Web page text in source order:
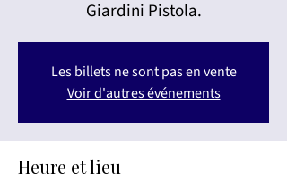
Giardini Pistola.
Les billets ne sont pas en vente
Voir d'autres événements
Heure et lieu